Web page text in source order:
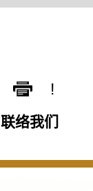
!
联络我们